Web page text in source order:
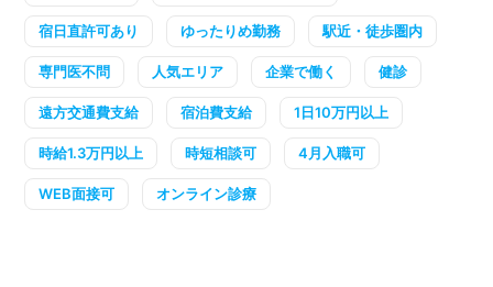
宿日直許可あり ゆったりめ勤務 駅近・徒歩圏内
専門医不問 人気エリア 企業で働く 健診
遠方交通費支給 宿泊費支給 1日10万円以上
時給1.3万円以上 時短相談可 4月入職可
WEB面接可 オンライン診療